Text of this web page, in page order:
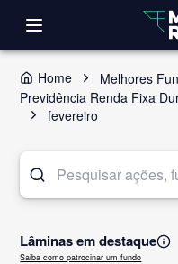
Home
Melhores
Previdência Renda Fixa
fevereiro
Lâminas em destaque
Saiba como patrocinar um fundo